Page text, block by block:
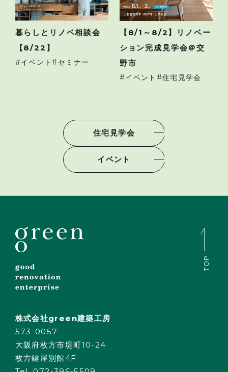
暮らしとリノベ相談会
【8/22】
イベント セミナー
【8/1～8/2】リノベー
ション完成見学会＠交
野市
イベント 住宅見学会
住宅見学会
イベント
株式会社green建築工房
573-0057
大阪府枚方市堤町10-24
枚方鍵屋別館4F
TOP